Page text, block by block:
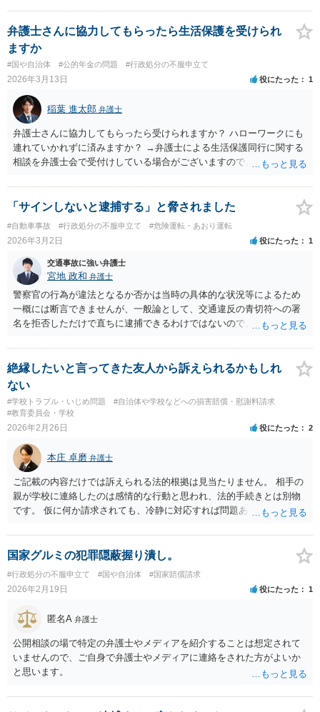
0〜20万円程度は費用がかかってしまうため、依頼するかは別として、
一度弁護士に相談されると良いかと思われます。
弁護士さんに協力してもらったら生活保護を受けられ
ますか
#国や自治体 #公的年金の問題 #行政処分の不服申立て
2026年3月13日 役にたった 1
稲葉 進太郎 弁護士
弁護士さんに協力してもらったら受けられますか？ ハローワークにも
連れていかれずに済みますか？ →弁護士による生活保護同行に関する
相談を弁護士会で受付けしている場合がございますので、お近くの弁
「サインしないと逮捕する」と脅されました
#自動車事故 #行政処分の不服申立て #危険運転・あおり運転
2026年3月2日 役にたった 1
交通事故に強い弁護士
宮地 政和 弁護士
警察官の行為が違法となるか否かは当時の具体的な状況等によるため
一概には断言できませんが、一般論として、交通違反の青切符への署
名を拒否しただけで直ちに逮捕できるわけではないので、「サインし
はあると思います。
絶縁したいと言ってきた友人から訴えられるかもしれ
ない
#学校トラブル・いじめ問題
#自治体や学校などへの損害賠償・慰謝料請求
#教育委員会・学校
2026年2月26日 役にたった 2
本庄 卓磨 弁護士
ご記載の内容だけでは訴えられる法的根拠は見当たりません。 相手の
親が学校に連絡したのは感情的な行動と思われ、法的手続きとは別物
です。 仮に何か請求されても、冷静に対応すれば問題ありません。 も
ることをおすすめします。
国家グルミの犯罪隠蔽握り潰し。
#行政処分の不服申立て #国や自治体 #国家賠償請求
2026年2月19日 役にたった 1
匿名A 弁護士
公開相談の場で特定の弁護士やメディアを紹介することは想定されて
いませんので、ご自身で弁護士やメディアに連絡をされた方がよいか
と思います。